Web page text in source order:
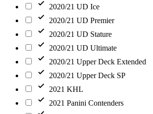
2020/21 UD Ice
2020/21 UD Premier
2020/21 UD Stature
2020/21 UD Ultimate
2020/21 Upper Deck Extended
2020/21 Upper Deck SP
2021 KHL
2021 Panini Contenders